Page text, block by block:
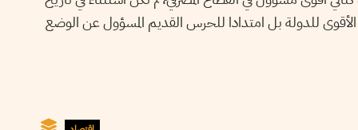
الأقوى للدولة بل امتدادا للحرس القديم المسؤول عن الوضع